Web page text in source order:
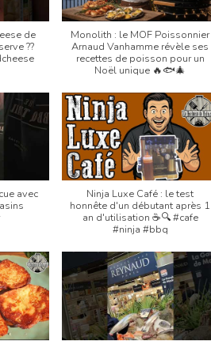
de
??
Monolith : le MOF Poissonnier
Arnaud Vanhamme révèle ses
recettes de poisson pour un
Noël unique 🔥🐟🎄
avec
Ninja Luxe Café : le test
honnête d'un débutant après 1
an d'utilisation ☕🔍 #cafe
#ninja #bbq